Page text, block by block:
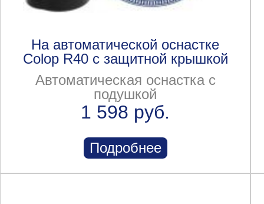
На автоматической оснастке
Colop R40 с защитной крышкой
Автоматическая оснастка с
подушкой
1 598 руб.
Подробнее